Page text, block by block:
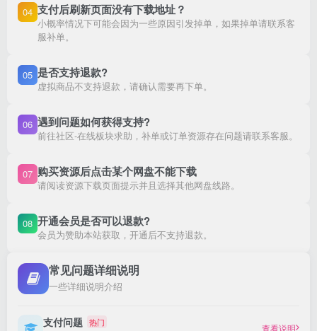
04 支付后刷新页面没有下载地址？
小概率情况下可能会因为一些原因引发掉单，如果掉单请联系客
服补单。
05 是否支持退款?
虚拟商品不支持退款，请确认需要再下单。
06 遇到问题如何获得支持?
前往社区-在线板块求助，补单或订单资源存在问题请联系客服。
07 购买资源后点击某个网盘不能下载
请阅读资源下载页面提示并且选择其他网盘线路。
08 开通会员是否可以退款?
会员为赞助本站获取，开通后不支持退款。
常见问题详细说明
一些详细说明介绍
支付问题 热门
查看说明